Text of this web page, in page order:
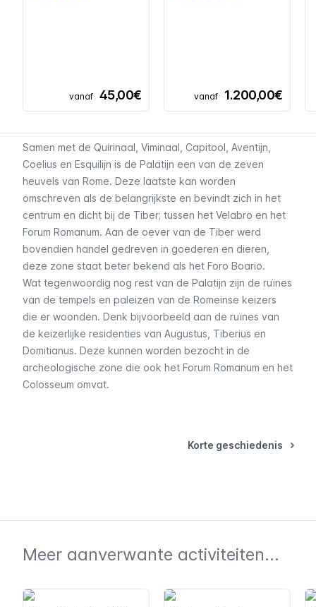
vanaf 45,00€ vanaf 1.200,00€
Samen met de Quirinaal, Viminaal, Capitool, Aventijn,
Coelius en Esquilijn is de Palatijn een van de zeven
heuvels van Rome. Deze laatste kan worden
omschreven als de belangrijkste en bevindt zich in het
centrum en dicht bij de Tiber; tussen het Velabro en het
Forum Romanum. Aan de oever van de Tiber werd
bovendien handel gedreven in goederen en dieren,
deze zone staat beter bekend als het Foro Boario.
Wat tegenwoordig nog rest van de Palatijn zijn de ruïnes
van de tempels en paleizen van de Romeinse keizers
die er woonden. Denk bijvoorbeeld aan de ruïnes van
de keizerlijke residenties van Augustus, Tiberius en
Domitianus. Deze kunnen worden bezocht in de
archeologische zone die ook het Forum Romanum en het
Colosseum omvat.
Korte geschiedenis
Meer aanverwante activiteiten...